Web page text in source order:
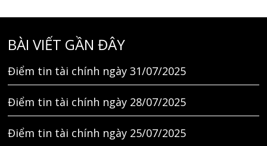
BÀI VIẾT GẦN ĐÂY
Điểm tin tài chính ngày 31/07/2025
Điểm tin tài chính ngày 28/07/2025
Điểm tin tài chính ngày 25/07/2025